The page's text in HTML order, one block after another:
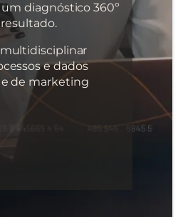
diagnóstico 360º
e dados
de marketing